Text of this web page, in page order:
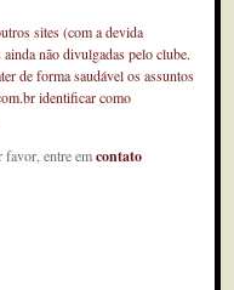
sites (com a devida
não divulgadas pelo clube.
de forma saudável os assuntos
identificar como
favor, entre emcontato